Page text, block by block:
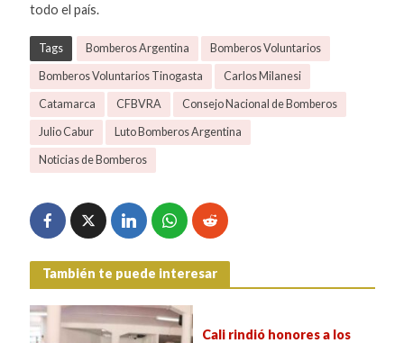
todo el país.
Tags Bomberos Argentina Bomberos Voluntarios
Bomberos Voluntarios Tinogasta Carlos Milanesi
Catamarca CFBVRA Consejo Nacional de Bomberos
Julio Cabur Luto Bomberos Argentina
Noticias de Bomberos
También te puede interesar
Cali rindió honores a los